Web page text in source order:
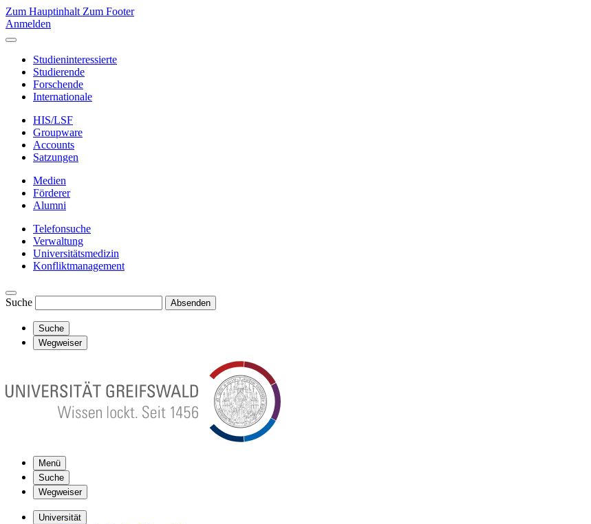
Zum Hauptinhalt Zum Footer
Anmelden
Studieninteressierte
Studierende
Forschende
Internationale
HIS/LSF
Groupware
Accounts
Satzungen
Medien
Förderer
Alumni
Telefonsuche
Verwaltung
Universitätsmedizin
Konfliktmanagement
Suche Absenden
Suche
Wegweiser
Menü
Suche
Wegweiser
Universität